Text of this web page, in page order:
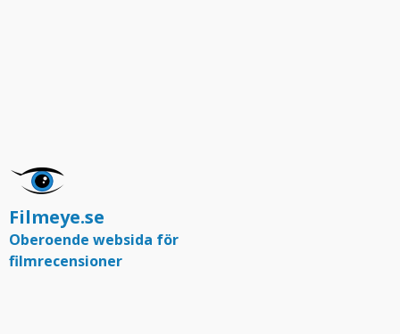
Filmeye.se
Oberoende websida för
filmrecensioner